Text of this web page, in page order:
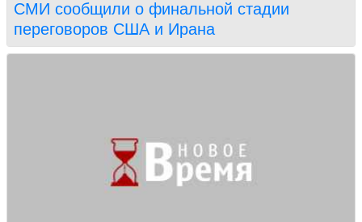
СМИ сообщили о финальной стадии
переговоров США и Ирана